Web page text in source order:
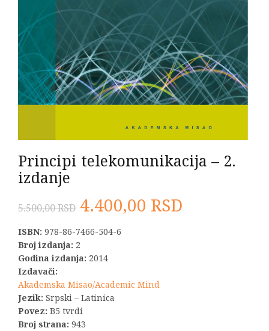
Principi telekomunikacija – 2.
izdanje
5.500,00RSD Originalna
cena
je
bila:
5.500,00 RSD.
4.400,00 RSD
ISBN: 978-86-7466-504-6
Broj izdanja: 2
Godina izdanja: 2014
Izdavači:
Akademska Misao/Academic Mind
Jezik: Srpski – Latinica
Povez: B5 tvrdi
Broj strana: 943